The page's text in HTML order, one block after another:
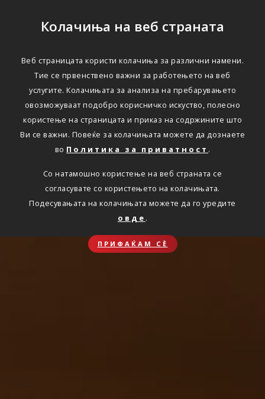
Колачиња на веб страната
Веб страницата користи колачиња за различни намени.
Тие се првенствено важни за работењето на веб
услугите. Колачињата за анализа на пребарувањето
овозможуваат подобро корисничко искуство, полесно
користење на страницата и приказ на содржините што
Ви се важни. Повеќе за колачињата можете да дознаете
во Политика за приватност .
Со натамошно користење на веб страната се
согласувате со користењето на колачињата.
Подесувањата на колачињата можете да го уредите
овде .
ПРИФАЌАМ СЀ